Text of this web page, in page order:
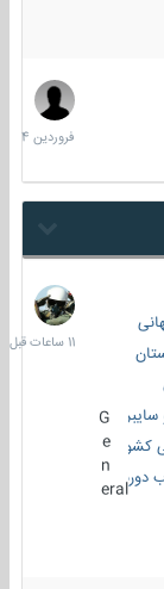
29
فروردین
1404
eral
11
ساعات
قبل